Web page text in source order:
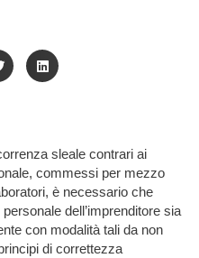
sleale contrari ai
commessi per mezzo
è necessario che
dell’imprenditore sia
con modalità tali da non
di correttezza